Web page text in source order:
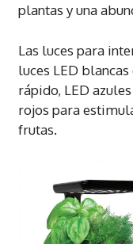
plantas y una
Las luces para
luces LED
rápido, LED
rojos para
frutas.